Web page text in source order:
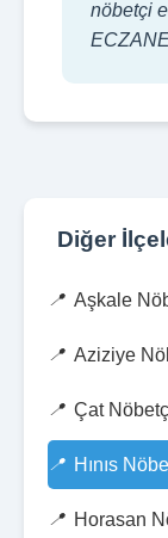
nöbetçi
Diğer
Aşkale
Aziziye
Çat
Hınıs
Horasan